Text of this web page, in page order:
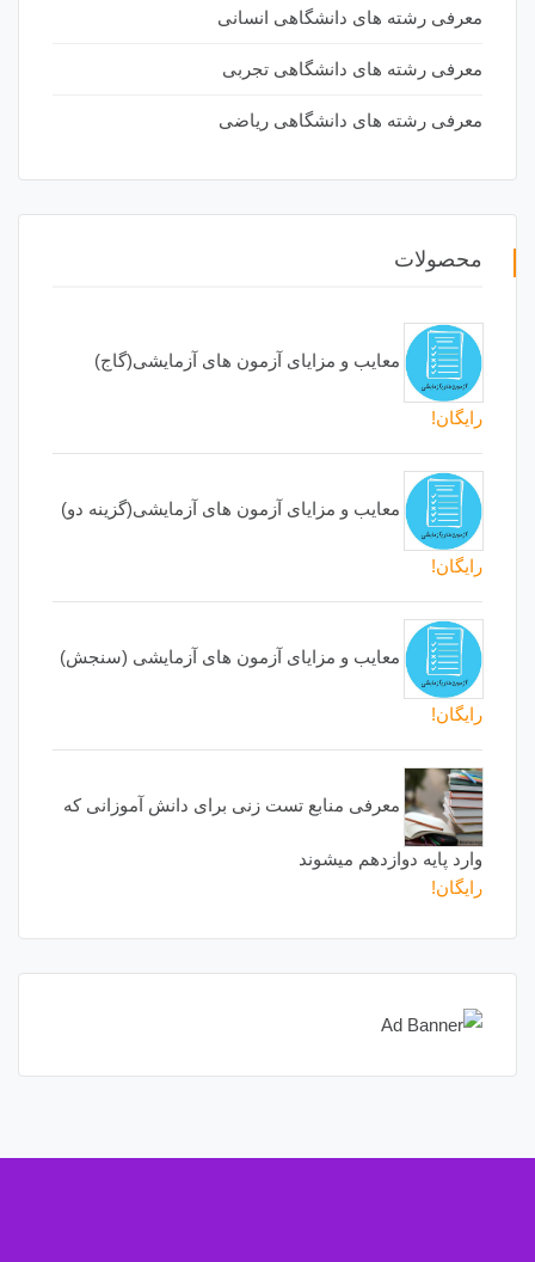
معرفی رشته های دانشگاهی انسانی
معرفی رشته های دانشگاهی تجربی
معرفی رشته های دانشگاهی ریاضی
محصولات
معایب و مزایای آزمون های آزمایشی(گاج)
رایگان!
معایب و مزایای آزمون های آزمایشی(گزینه دو)
رایگان!
معایب و مزایای آزمون های آزمایشی (سنجش)
رایگان!
معرفی منابع تست زنی برای دانش آموزانی که
وارد پایه دوازدهم میشوند
رایگان!